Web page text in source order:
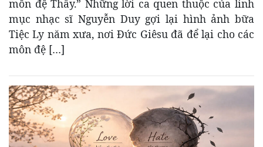
môn đệ Thầy.” Những lời ca quen thuộc của linh
mục nhạc sĩ Nguyễn Duy gợi lại hình ảnh bữa
Tiệc Ly năm xưa, nơi Đức Giêsu đã để lại cho các
môn đệ […]